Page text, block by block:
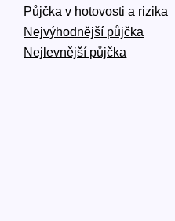
Půjčka v hotovosti a rizika
Nejvýhodnější půjčka
Nejlevnější půjčka